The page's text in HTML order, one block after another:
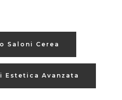
Saloni Cerea
Estetica Avanzata